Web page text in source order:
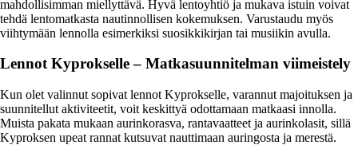
mahdollisimman miellyttävä. Hyvä lentoyhtiö ja mukava istuin voivat
tehdä lentomatkasta nautinnollisen kokemuksen. Varustaudu myös
viihtymään lennolla esimerkiksi suosikkikirjan tai musiikin avulla.
Lennot Kyprokselle – Matkasuunnitelman viimeistely
Kun olet valinnut sopivat lennot Kyprokselle, varannut majoituksen ja
suunnitellut aktiviteetit, voit keskittyä odottamaan matkaasi innolla.
Muista pakata mukaan aurinkorasva, rantavaatteet ja aurinkolasit, sillä
Kyproksen upeat rannat kutsuvat nauttimaan auringosta ja merestä.